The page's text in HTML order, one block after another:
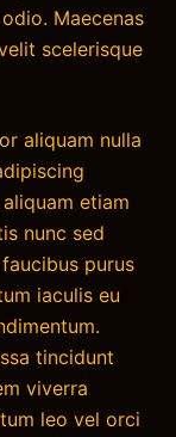
Maecenas
scelerisque
aliquam nulla
etiam
nunc sed
purus
iaculis eu
tincidunt
viverra
leo vel orci